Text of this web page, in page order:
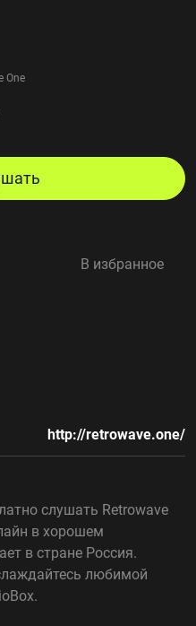
One
В избранное
http://retrowave.one/
слушать Retrowave
в хорошем
в стране Россия.
любимой